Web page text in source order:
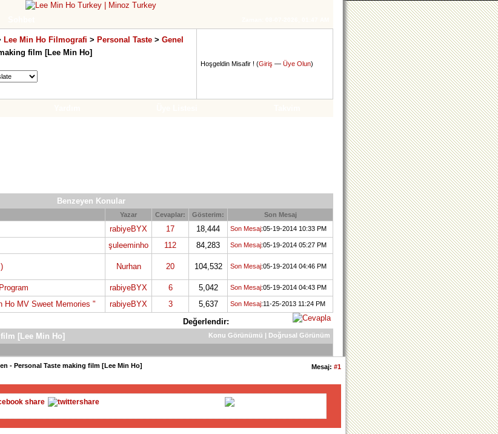
Lee Min Ho Filmografi > Personal Taste > Genel
film [Lee Min Ho]
Hoşgeldin Misafir ! (Giriş — Üye Olun)
Benzeyen Konular
Yazar Cevaplar: Gösterim: Son Mesaj
rabiyeBYX 17 18,444 Son Mesaj:05-19-2014 10:33 PM
şuleeminho 112 84,283 Son Mesaj:05-19-2014 05:27 PM
Nurhan 20 104,532 Son Mesaj:05-19-2014 04:46 PM
rabiyeBYX 6 5,042 Son Mesaj:05-19-2014 04:43 PM
Ho MV Sweet Memories " rabiyeBYX 3 5,637 Son Mesaj:11-25-2013 11:24 PM
Değerlendir:
Konu Görünümü | Doğrusal Görünüm
[Lee Min Ho]
Mesaj: #1
- Personal Taste making film [Lee Min Ho]